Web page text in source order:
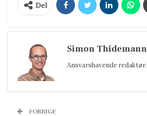
Del
Simon Thidemann
Ansvarshavende redaktør.
FORRIGE